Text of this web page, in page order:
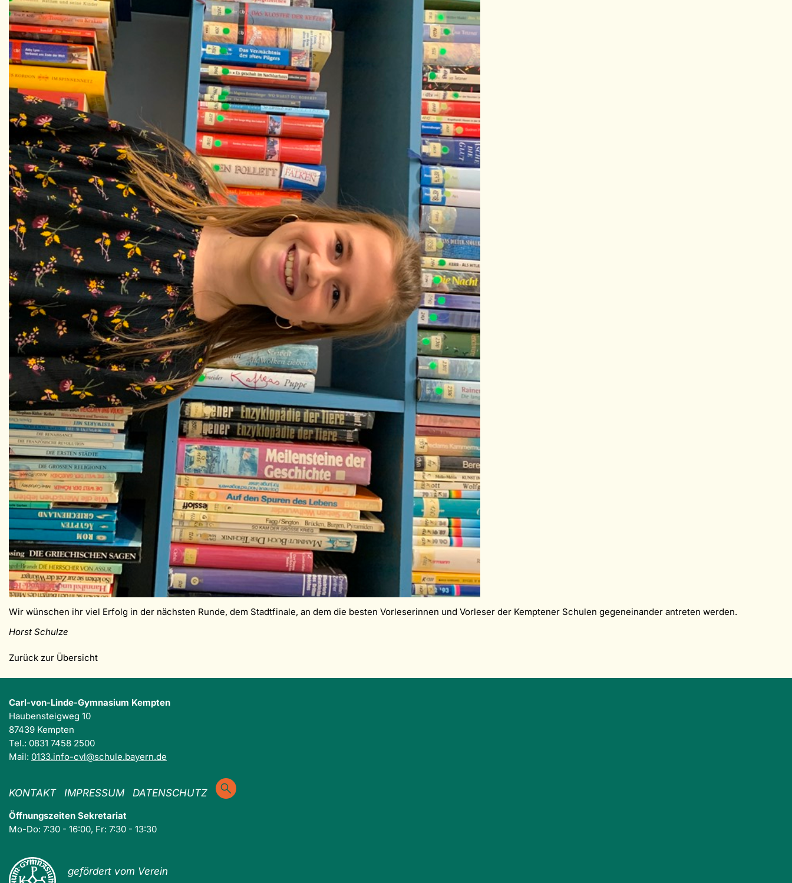
Wir wünschen ihr viel Erfolg in der nächsten Runde, dem Stadtfinale, an dem die besten Vorleserinnen und Vorleser der Kemptener Schulen gegeneinander antreten werden.
Horst Schulze
Zurück zur Übersicht
Carl-von-Linde-Gymnasium Kempten
Haubensteigweg 10
87439 Kempten
Tel.: 0831 7458 2500
Mail: 0133.info-cvl@schule.bayern.de
KONTAKT IMPRESSUM DATENSCHUTZ
Öffnungszeiten Sekretariat
Mo-Do: 7:30 - 16:00, Fr: 7:30 - 13:30
gefördert vom Verein